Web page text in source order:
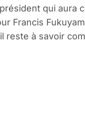
qui aura
Francis
reste à savoir